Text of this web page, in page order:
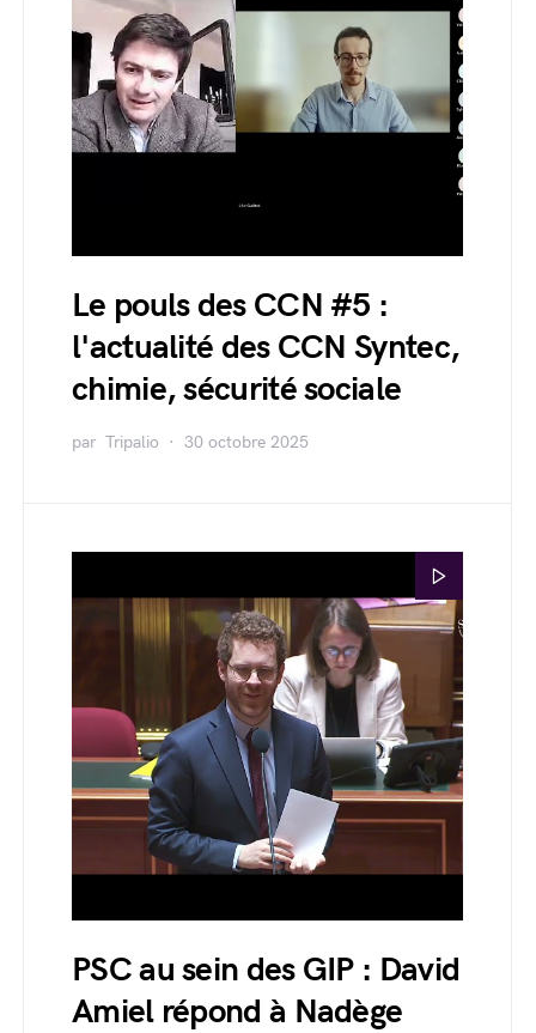
Le pouls des CCN #5 :
l'actualité des CCN Syntec,
chimie, sécurité sociale
par Tripalio 30 octobre 2025
PSC au sein des GIP : David
Amiel répond à Nadège